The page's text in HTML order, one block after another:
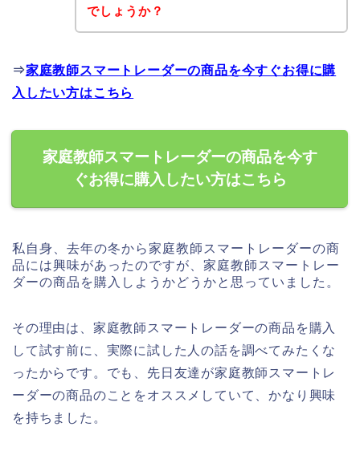
でしょうか？
⇒家庭教師スマートレーダーの商品を今すぐお得に購
入したい方はこちら
家庭教師スマートレーダーの商品を今す
ぐお得に購入したい方はこちら
私自身、去年の冬から家庭教師スマートレーダーの商
品には興味があったのですが、家庭教師スマートレー
ダーの商品を購入しようかどうかと思っていました。
その理由は、家庭教師スマートレーダーの商品を購入
して試す前に、実際に試した人の話を調べてみたくな
ったからです。でも、先日友達が家庭教師スマートレ
ーダーの商品のことをオススメしていて、かなり興味
を持ちました。